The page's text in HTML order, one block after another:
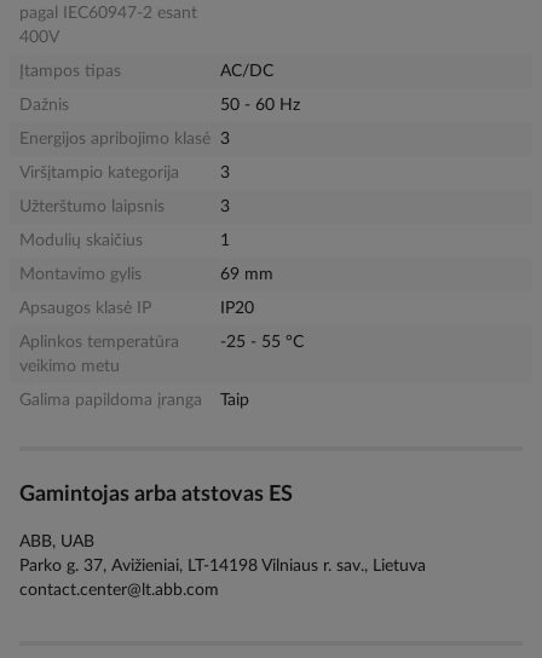
pagal IEC60947-2 esant
400V
Įtampos tipas
AC/DC
Dažnis
50 - 60 Hz
Energijos apribojimo klasė
3
Viršįtampio kategorija
3
Užterštumo laipsnis
3
Modulių skaičius
1
Montavimo gylis
69 mm
Apsaugos klasė IP
IP20
Aplinkos temperatūra
veikimo metu
-25 - 55 °C
Galima papildoma įranga Taip
Gamintojas arba atstovas ES
ABB, UAB
Parko g. 37, Avižieniai, LT-14198 Vilniaus r. sav., Lietuva
contact.center@lt.abb.com